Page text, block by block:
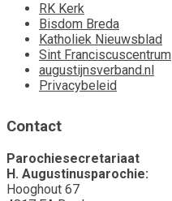
RK Kerk
Bisdom Breda
Katholiek Nieuwsblad
Sint Franciscuscentrum
augustijnsverband.nl
Privacybeleid
Contact
Parochiesecretariaat
H. Augustinusparochie:
Hooghout 67